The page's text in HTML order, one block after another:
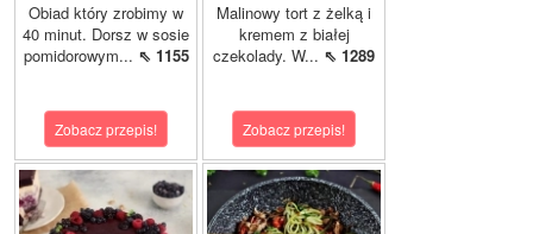
Obiad który zrobimy w
40 minut. Dorsz w sosie
pomidorowym... ⇖ 1155
Zobacz przepis!
Malinowy tort z żelką i
kremem z białej
czekolady. W... ⇖ 1289
Zobacz przepis!